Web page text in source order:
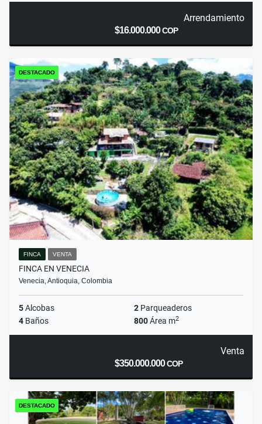
Arrendamiento
$16.000.000COP
DESTACADO
FINCA VENTA
FINCA EN VENECIA
Venecia, Antioquia, Colombia
5Alcobas 2 Parqueaderos
4 Baños 800Área m2
Venta
$350.000.000COP
DESTACADO